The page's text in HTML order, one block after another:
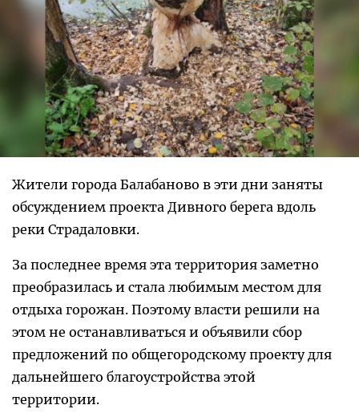
Жители города Балабаново в эти дни заняты
обсуждением проекта Дивного берега вдоль
реки Страдаловки.
За последнее время эта территория заметно
преобразилась и стала любимым местом для
отдыха горожан. Поэтому власти решили на
этом не останавливаться и объявили сбор
предложений по общегородскому проекту для
дальнейшего благоустройства этой
территории.